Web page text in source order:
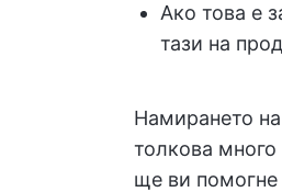
Ако това е
тази на
Намирането
толкова
ще ви помогне